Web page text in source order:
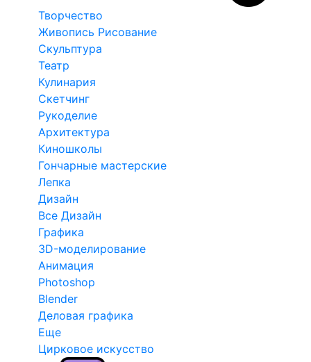
Творчество
Живопись Рисование
Скульптура
Театр
Кулинария
Скетчинг
Рукоделие
Архитектура
Киношколы
Гончарные мастерские
Лепка
Дизайн
Все Дизайн
Графика
3D-моделирование
Анимация
Photoshop
Blender
Деловая графика
Еще
Цирковое искусство